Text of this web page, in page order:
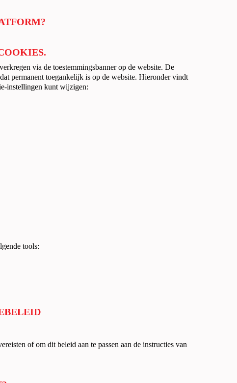
via de toestemmingsbanner op de website. De
permanent toegankelijk is op de website. Hieronder vindt
instellingen kunt wijzigen:
tools:
of om dit beleid aan te passen aan de instructies van